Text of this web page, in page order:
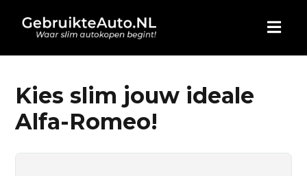
HOME
AUTO KOPEN
Kies slim jouw ideale
Alfa-Romeo!